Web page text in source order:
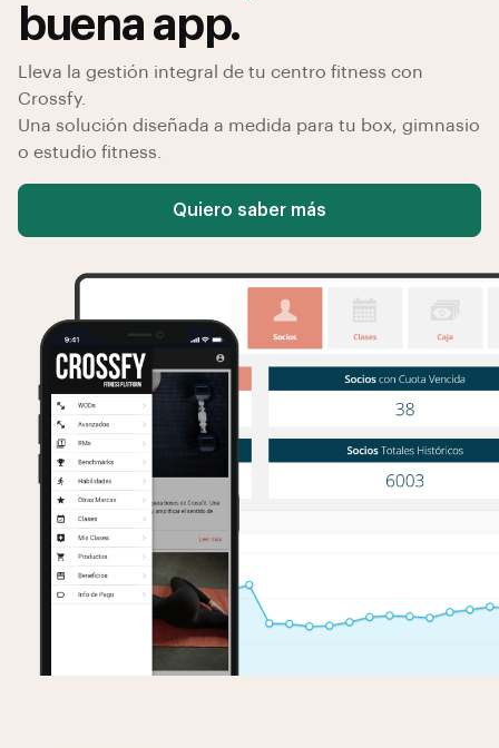
buena app.
Lleva la gestión integral de tu centro fitness con
Crossfy.
Una solución diseñada a medida para tu box, gimnasio
o estudio fitness.
Quiero saber más